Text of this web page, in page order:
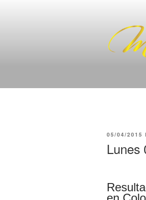
05/04/2015
Lunes